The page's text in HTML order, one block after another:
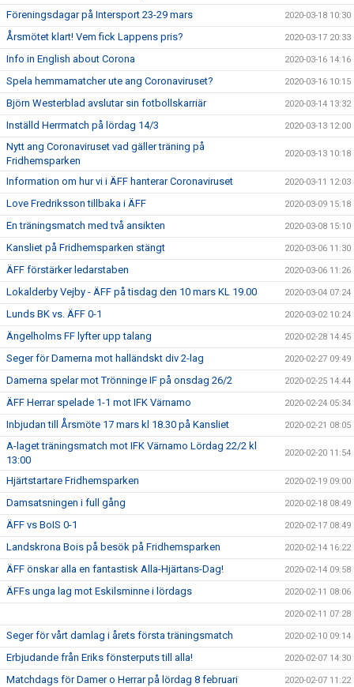
Föreningsdagar på Intersport 23-29 mars 2020-03-18 10:30
Årsmötet klart! Vem fick Lappens pris? 2020-03-17 20:33
Info in English about Corona 2020-03-16 14:16
Spela hemmamatcher ute ang Coronaviruset? 2020-03-16 10:15
Björn Westerblad avslutar sin fotbollskarriär 2020-03-14 13:32
Inställd Herrmatch på lördag 14/3 2020-03-13 12:00
Nytt ang Coronaviruset vad gäller träning på
Fridhemsparken
2020-03-13 10:18
Information om hur vi i ÄFF hanterar Coronaviruset 2020-03-11 12:03
Love Fredriksson tillbaka i ÄFF 2020-03-09 15:18
En träningsmatch med två ansikten 2020-03-08 15:10
Kansliet på Fridhemsparken stängt 2020-03-06 11:30
ÄFF förstärker ledarstaben 2020-03-06 11:26
Lokalderby Vejby - ÄFF på tisdag den 10 mars KL 19.00 2020-03-04 07:24
Lunds BK vs. ÄFF 0-1 2020-03-02 10:24
Ängelholms FF lyfter upp talang 2020-02-28 14:45
Seger för Damerna mot halländskt div 2-lag 2020-02-27 09:49
Damerna spelar mot Trönninge IF på onsdag 26/2 2020-02-25 14:44
ÄFF Herrar spelade 1-1 mot IFK Värnamo 2020-02-24 05:34
Inbjudan till Årsmöte 17 mars kl 18.30 på Kansliet 2020-02-21 08:05
A-laget träningsmatch mot IFK Värnamo Lördag 22/2 kl
13:00
2020-02-20 11:54
Hjärtstartare Fridhemsparken 2020-02-19 09:00
Damsatsningen i full gång 2020-02-18 08:49
ÄFF vs BoIS 0-1 2020-02-17 08:49
Landskrona Bois på besök på Fridhemsparken 2020-02-14 16:22
ÄFF önskar alla en fantastisk Alla-Hjärtans-Dag! 2020-02-14 09:58
ÄFFs unga lag mot Eskilsminne i lördags 2020-02-11 08:06
2020-02-11 07:28
Seger för vårt damlag i årets första träningsmatch 2020-02-10 09:14
Erbjudande från Eriks fönsterputs till alla! 2020-02-07 14:30
Matchdags för Damer o Herrar på lördag 8 februari 2020-02-07 11:22